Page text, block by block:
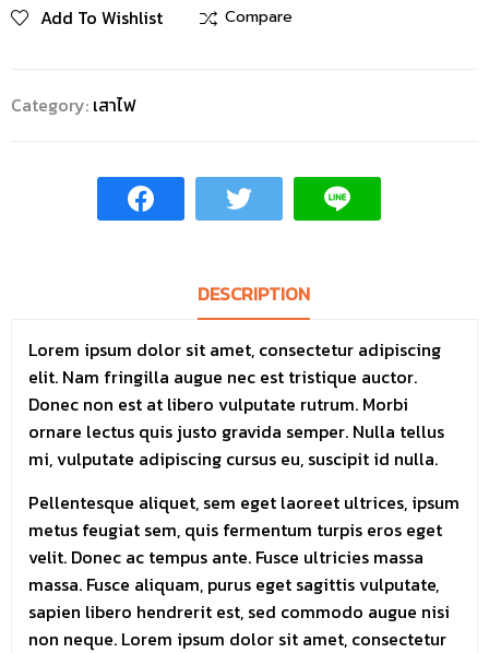
Add To Wishlist Compare
Category: เสาไฟ
DESCRIPTION
Lorem ipsum dolor sit amet, consectetur adipiscing
elit. Nam fringilla augue nec est tristique auctor.
Donec non est at libero vulputate rutrum. Morbi
ornare lectus quis justo gravida semper. Nulla tellus
mi, vulputate adipiscing cursus eu, suscipit id nulla.
Pellentesque aliquet, sem eget laoreet ultrices, ipsum
metus feugiat sem, quis fermentum turpis eros eget
velit. Donec ac tempus ante. Fusce ultricies massa
massa. Fusce aliquam, purus eget sagittis vulputate,
sapien libero hendrerit est, sed commodo augue nisi
non neque. Lorem ipsum dolor sit amet, consectetur